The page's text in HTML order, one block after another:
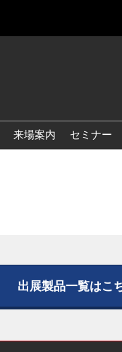
来場案内 セミナー
出展製品一覧はこ